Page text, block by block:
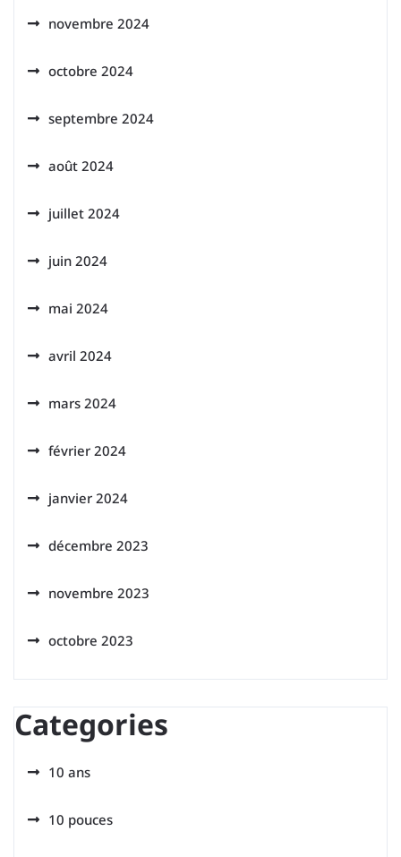
novembre 2024
octobre 2024
septembre 2024
août 2024
juillet 2024
juin 2024
mai 2024
avril 2024
mars 2024
février 2024
janvier 2024
décembre 2023
novembre 2023
octobre 2023
Categories
10 ans
10 pouces